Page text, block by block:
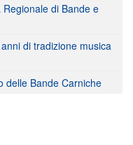
di Bande e
di tradizione musica
delle Bande Carniche